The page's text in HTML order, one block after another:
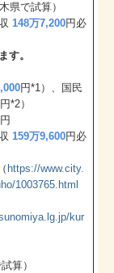
県で試算）
148万7,200円必
す。
円*1）、国民
円*2）
円
159万9,600円必
https://www.city.
1003765.html
kur
算）